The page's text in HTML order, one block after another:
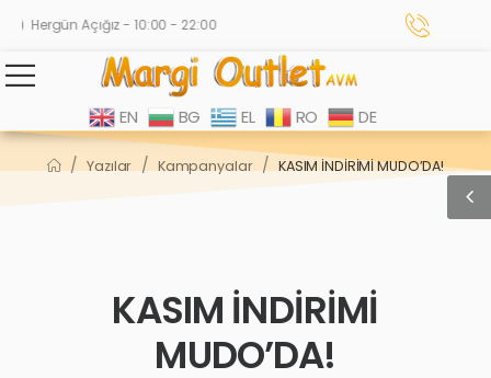
Hergün Açığız - 10:00 - 22:00
EN BG EL RO DE
/ Yazılar / Kampanyalar / KASIM İNDİRİMİ MUDO’DA!
KASIM İNDİRİMİ
MUDO’DA!